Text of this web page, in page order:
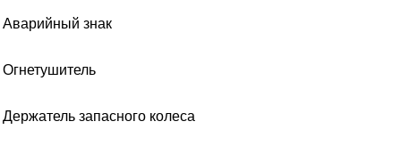
Аварийный знак
Огнетушитель
Держатель запасного колеса